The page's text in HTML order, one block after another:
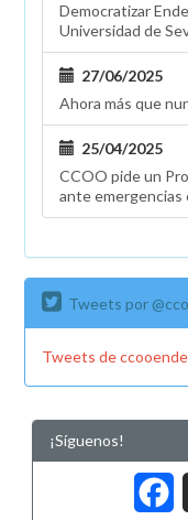
Democratizar
Universidad de
27/06/2025
Ahora más que
25/04/2025
CCOO pide un
ante emergencias
Tweets por
Tweets de
¡Síguenos!